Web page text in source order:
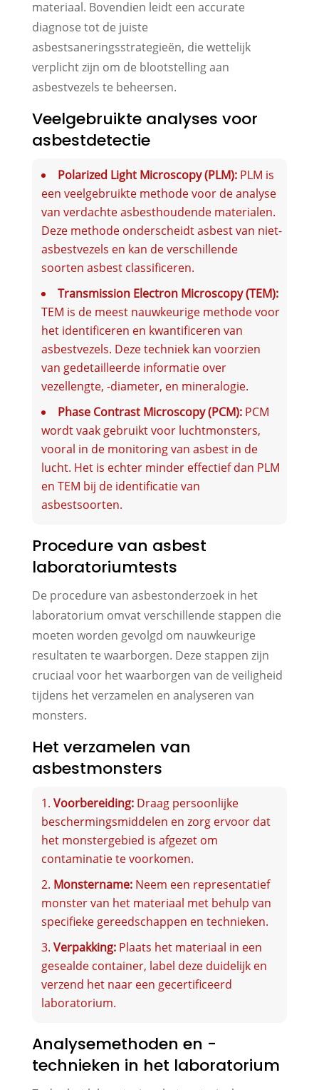
materiaal. Bovendien leidt een accurate
diagnose tot de juiste
asbestsaneringsstrategieën, die wettelijk
verplicht zijn om de blootstelling aan
asbestvezels te beheersen.
Veelgebruikte analyses voor
asbestdetectie
Polarized Light Microscopy (PLM):PLM is
een veelgebruikte methode voor de analyse
van verdachte asbesthoudende materialen.
Deze methode onderscheidt asbest van niet-
asbestvezels en kan de verschillende
soorten asbest classificeren.
Transmission Electron Microscopy (TEM):
TEM is de meest nauwkeurige methode voor
het identificeren en kwantificeren van
asbestvezels. Deze techniek kan voorzien
van gedetailleerde informatie over
vezellengte, -diameter, en mineralogie.
Phase Contrast Microscopy (PCM):PCM
wordt vaak gebruikt voor luchtmonsters,
vooral in de monitoring van asbest in de
lucht. Het is echter minder effectief dan PLM
en TEM bij de identificatie van
asbestsoorten.
Procedure van asbest
laboratoriumtests
De procedure van asbestonderzoek in het
laboratorium omvat verschillende stappen die
moeten worden gevolgd om nauwkeurige
resultaten te waarborgen. Deze stappen zijn
cruciaal voor het waarborgen van de veiligheid
tijdens het verzamelen en analyseren van
monsters.
Het verzamelen van
asbestmonsters
Voorbereiding:Draag persoonlijke
beschermingsmiddelen en zorg ervoor dat
het monstergebied is afgezet om
contaminatie te voorkomen.
Monstername:Neem een representatief
monster van het materiaal met behulp van
specifieke gereedschappen en technieken.
Verpakking:Plaats het materiaal in een
gesealde container, label deze duidelijk en
verzend het naar een gecertificeerd
laboratorium.
Analysemethoden en -
technieken in het laboratorium